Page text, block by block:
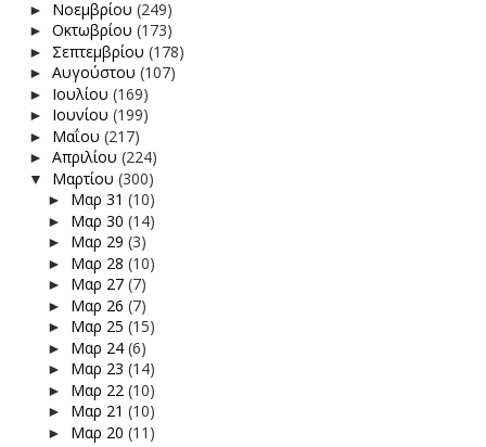
► Νοεμβρίου (249)
► Οκτωβρίου (173)
► Σεπτεμβρίου (178)
► Αυγούστου (107)
► Ιουλίου (169)
► Ιουνίου (199)
► Μαΐου (217)
► Απριλίου (224)
▼ Μαρτίου (300)
► Μαρ 31 (10)
► Μαρ 30 (14)
► Μαρ 29 (3)
► Μαρ 28 (10)
► Μαρ 27 (7)
► Μαρ 26 (7)
► Μαρ 25 (15)
► Μαρ 24 (6)
► Μαρ 23 (14)
► Μαρ 22 (10)
► Μαρ 21 (10)
► Μαρ 20 (11)